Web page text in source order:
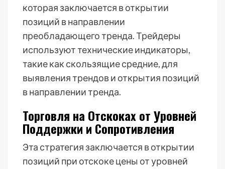
которая заключается в открытии
позиций в направлении
преобладающего тренда. Трейдеры
используют технические индикаторы,
такие как скользящие средние, для
выявления трендов и открытия позиций
в направлении тренда.
Торговля на Отскоках от Уровней
Поддержки и Сопротивления
Эта стратегия заключается в открытии
позиций при отскоке цены от уровней